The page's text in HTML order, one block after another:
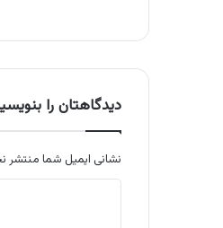
دیدگاهتان را
نشانی ایمیل شما منتشر